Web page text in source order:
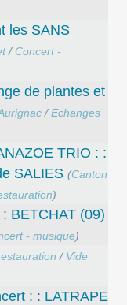
les SANS
/ Concert -
de plantes et
/Echanges
TRIO : :
SALIES (Canton
)
BETCHAT (09)
- musique)
/ Vide
: : LATRAPE